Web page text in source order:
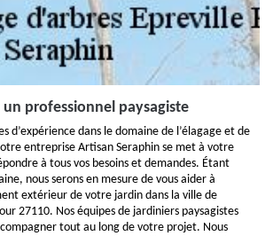
professionnel paysagiste
d’expérience dans le domaine de l’élagage et de
entreprise Artisan Seraphin se met à votre
à tous vos besoins et demandes. Étant
nous serons en mesure de vous aider à
extérieur de votre jardin dans la ville de
27110. Nos équipes de jardiniers paysagistes
tout au long de votre projet. Nous